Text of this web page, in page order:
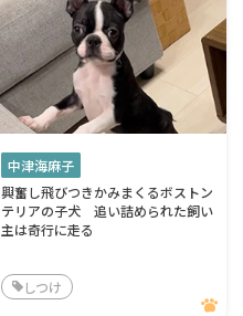
中津海麻子
興奮し飛びつきかみまくるボストン
テリアの子犬 追い詰められた飼い
主は奇行に走る
しつけ